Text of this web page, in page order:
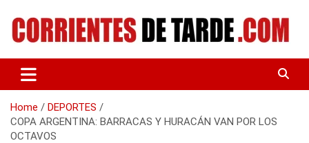
content
CORRIENTES DE TARDE
Home
DEPORTES
COPA ARGENTINA: BARRACAS Y HURACÁN VAN POR LOS
OCTAVOS